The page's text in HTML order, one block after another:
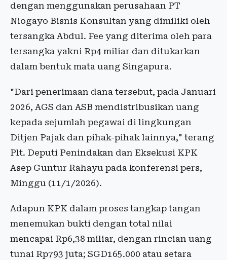
dengan menggunakan perusahaan PT
Niogayo Bisnis Konsultan yang dimiliki oleh
tersangka Abdul. Fee yang diterima oleh para
tersangka yakni Rp4 miliar dan ditukarkan
dalam bentuk mata uang Singapura.
"Dari penerimaan dana tersebut, pada Januari
2026, AGS dan ASB mendistribusikan uang
kepada sejumlah pegawai di lingkungan
Ditjen Pajak dan pihak-pihak lainnya," terang
Plt. Deputi Penindakan dan Eksekusi KPK
Asep Guntur Rahayu pada konferensi pers,
Minggu (11/1/2026).
Adapun KPK dalam proses tangkap tangan
menemukan bukti dengan total nilai
mencapai Rp6,38 miliar, dengan rincian uang
tunai Rp793 juta; SGD165.000 atau setara